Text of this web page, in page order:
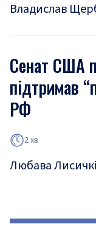
Владислав
Сенат США
підтримав
РФ
2 хв
Любава